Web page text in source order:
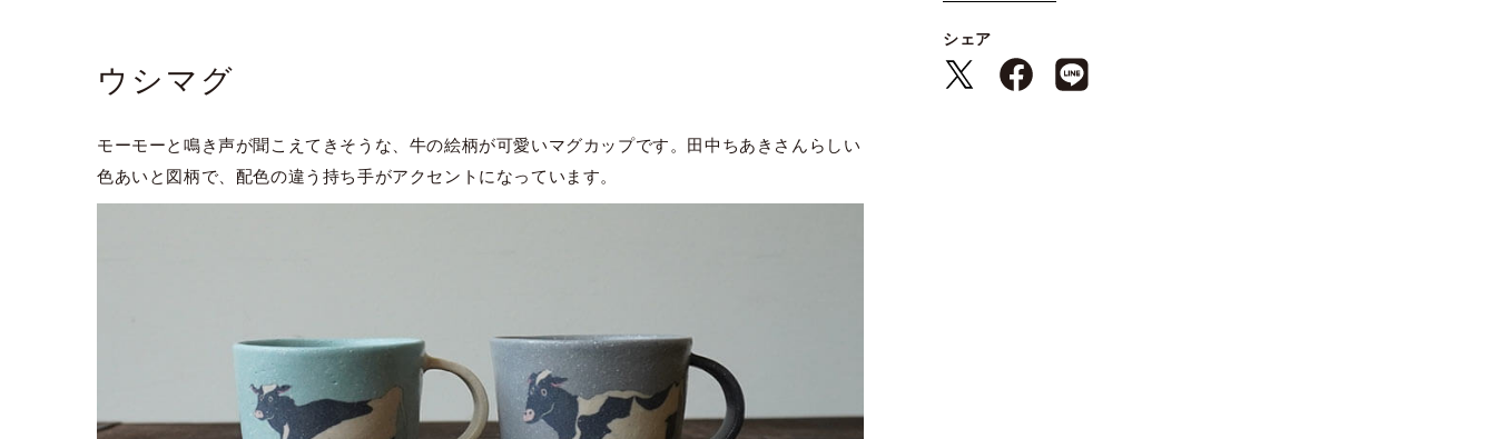
シェア
ウシマグ
モーモーと鳴き声が聞こえてきそうな、牛の絵柄が可愛いマグカップです。田中ちあきさんらしい
色あいと図柄で、配色の違う持ち手がアクセントになっています。